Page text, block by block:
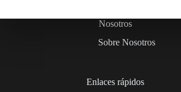
Nosotros
Sobre Nosotros
Enlaces rápidos